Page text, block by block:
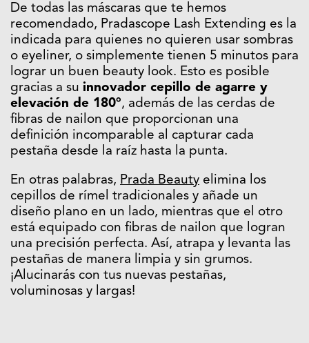
De todas las máscaras que te hemos
recomendado, Pradascope Lash Extending es la
indicada para quienes no quieren usar sombras
o eyeliner, o simplemente tienen 5 minutos para
lograr un buen beauty look. Esto es posible
gracias a su innovador cepillo de agarre y
elevación de 180°, además de las cerdas de
fibras de nailon que proporcionan una
definición incomparable al capturar cada
pestaña desde la raíz hasta la punta.
En otras palabras, Prada Beauty elimina los
cepillos de rímel tradicionales y añade un
diseño plano en un lado, mientras que el otro
está equipado con fibras de nailon que logran
una precisión perfecta. Así, atrapa y levanta las
pestañas de manera limpia y sin grumos.
¡Alucinarás con tus nuevas pestañas,
voluminosas y largas!